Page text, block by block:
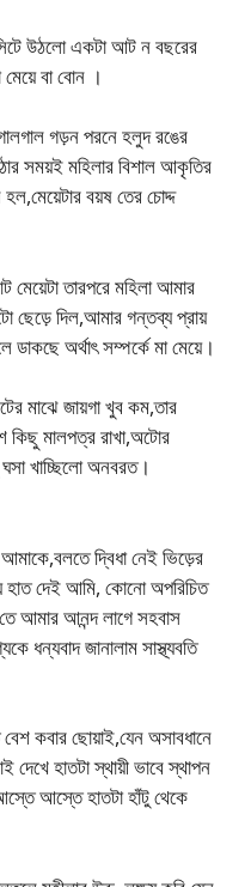
উঠলো একটা আট ন বছরের
বা বোন ।
গড়ন পরনে হলুদ রঙের
সময়ই মহিলার বিশাল আকৃতির
বয়ষ তের চোদ্দ
মেয়েটা তারপরে মহিলা আমার
দিল,আমার গন্তব্য প্রায়
ডাকছে অর্থাৎ সম্পর্কে মা মেয়ে।
মাঝে জায়গা খুব কম,তার
কিছু মালপত্র রাখা,অটোর
খাচ্ছিলো অনবরত।
দ্বিধা নেই ভিড়ের
হাত দেই আমি, কোনো অপরিচিত
আমার আনন্দ লাগে সহবাস
ধন্যবাদ জানালাম সাস্থ্যবতি
কবার ছোয়াই,যেন অসাবধানে
হাতটা স্থায়ী ভাবে স্থাপন
আস্তে হাতটা হাঁটু থেকে